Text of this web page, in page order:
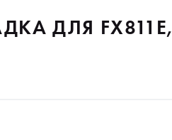
ДЛЯ FX811E,